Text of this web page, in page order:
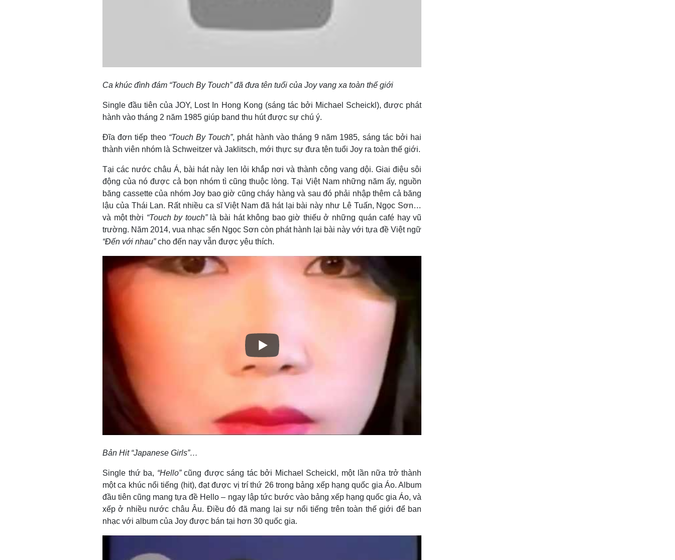
Ca khúc đình đám “Touch By Touch” đã đưa tên tuổi của Joy vang xa toàn thế giới
Single đầu tiên của JOY, Lost In Hong Kong (sáng tác bởi Michael Scheickl), được phát
hành vào tháng 2 năm 1985 giúp band thu hút được sự chú ý.
Đĩa đơn tiếp theo “Touch By Touch”, phát hành vào tháng 9 năm 1985, sáng tác bởi hai
thành viên nhóm là Schweitzer và Jaklitsch, mới thực sự đưa tên tuổi Joy ra toàn thế giới.
Tại các nước châu Á, bài hát này len lỏi khắp nơi và thành công vang dội. Giai điệu sôi
động của nó được cả bọn nhóm tì cũng thuộc lòng. Tại Việt Nam những năm ấy, nguồn
băng cassette của nhóm Joy bao giờ cũng cháy hàng và sau đó phải nhập thêm cả băng
lậu của Thái Lan. Rất nhiều ca sĩ Việt Nam đã hát lại bài này như Lê Tuấn, Ngọc Sơn…
và một thời “Touch by touch”là bài hát không bao giờ thiếu ở những quán café hay vũ
trường. Năm 2014, vua nhạc sến Ngọc Sơn còn phát hành lại bài này với tựa đề Việt ngữ
“Đến với nhau”cho đến nay vẫn được yêu thích.
Bản Hit “Japanese Girls”…
Single thứ ba, “Hello”cũng được sáng tác bởi Michael Scheickl, một lần nữa trở thành
một ca khúc nổi tiếng (hit), đạt được vị trí thứ 26 trong bảng xếp hạng quốc gia Áo. Album
đầu tiên cũng mang tựa đề Hello – ngay lập tức bước vào bảng xếp hạng quốc gia Áo, và
xếp ở nhiều nước châu Âu. Điều đó đã mang lại sự nổi tiếng trên toàn thế giới để ban
nhạc với album của Joy được bán tại hơn 30 quốc gia.